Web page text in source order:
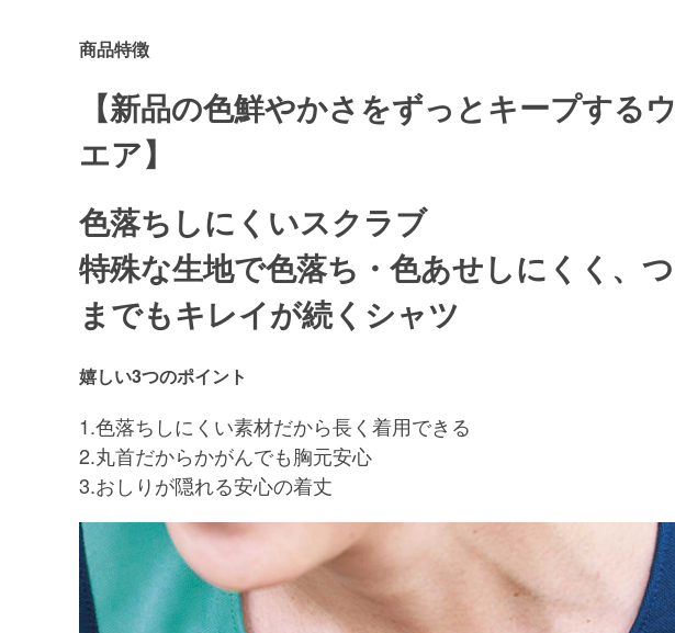
商品特徴
【新品の色鮮やかさをずっとキープするウ
エア】
色落ちしにくいスクラブ
特殊な生地で色落ち・色あせしにくく、つ
までもキレイが続くシャツ
嬉しい3つのポイント
1.色落ちしにくい素材だから長く着用できる
2.丸首だからかがんでも胸元安心
3.おしりが隠れる安心の着丈